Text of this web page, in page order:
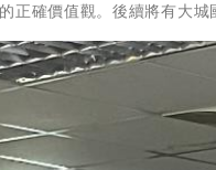
確價值觀。後續將有大城